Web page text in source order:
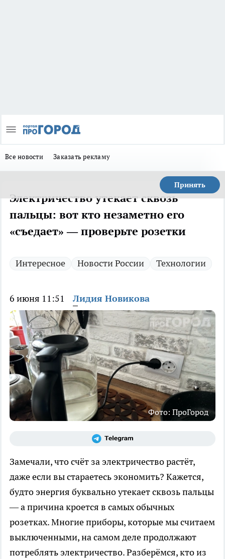
Все новости Заказать рекламу
Принять
Электричество утекает сквозь
пальцы: вот кто незаметно его
«съедает» — проверьте розетки
Интересное Новости России Технологии
6 июня 11:51 Лидия Новикова
Фото: ПроГород
Замечали, что счёт за электричество растёт,
даже если вы стараетесь экономить? Кажется,
будто энергия буквально утекает сквозь пальцы
— а причина кроется в самых обычных
розетках. Многие приборы, которые мы считаем
выключенными, на самом деле продолжают
потреблять электричество. Разберёмся, кто из